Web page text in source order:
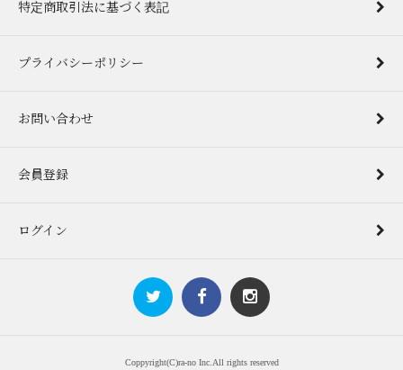
特定商取引法に基づく表記
プライバシーポリシー
お問い合わせ
会員登録
ログイン
Coppyright(C)ra-no Inc.All rights reserved